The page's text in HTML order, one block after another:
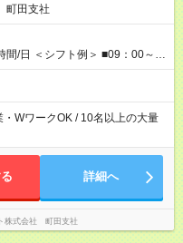
＋交通費全額支給 ※規定あり
町田支社
：00～
実働8時
WワークOK / 10名以上の大量
詳細へ
株式会社 町田支社